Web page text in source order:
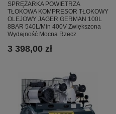
SPRĘŻARKA POWIETRZA
TŁOKOWA KOMPRESOR TŁOKOWY
OLEJOWY JAGER GERMAN 100L
8BAR 540L/Min 400V Zwiększona
Wydajność Mocna Rzecz
3 398,00 zł